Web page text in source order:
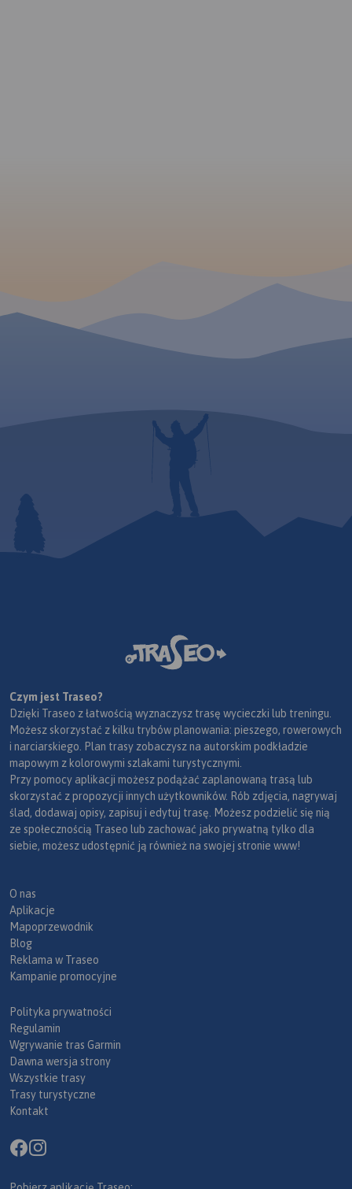
Czym jest Traseo?
Dzięki Traseo z łatwością wyznaczysz trasę wycieczki lub treningu.
Możesz skorzystać z kilku trybów planowania: pieszego, rowerowych
i narciarskiego. Plan trasy zobaczysz na autorskim podkładzie
mapowym z kolorowymi szlakami turystycznymi.
Przy pomocy aplikacji możesz podążać zaplanowaną trasą lub
skorzystać z propozycji innych użytkowników. Rób zdjęcia, nagrywaj
ślad, dodawaj opisy, zapisuj i edytuj trasę. Możesz podzielić się nią
ze społecznością Traseo lub zachować jako prywatną tylko dla
siebie, możesz udostępnić ją również na swojej stronie www!
O nas
Aplikacje
Mapoprzewodnik
Blog
Reklama w Traseo
Kampanie promocyjne
Polityka prywatności
Regulamin
Wgrywanie tras Garmin
Dawna wersja strony
Wszystkie trasy
Trasy turystyczne
Kontakt